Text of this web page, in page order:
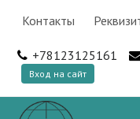
Контакты
+78123125161
Вход на сайт